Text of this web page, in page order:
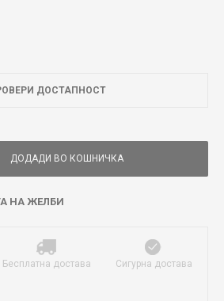
ДОСТАПНОСТ
ДОДАДИ ВО КОШНИЧКА
НА ЖЕЛБИ
Бесплатна достава Сигурна достава